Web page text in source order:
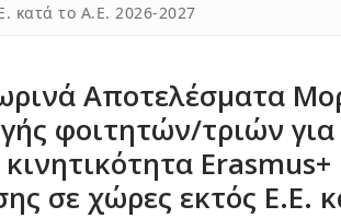
2021 – 2027
κατά το Α.Ε. 2026-2027
Αποτελέσματα
φοιτητών/τριών
σε χώρες εκτός Ε.Ε.